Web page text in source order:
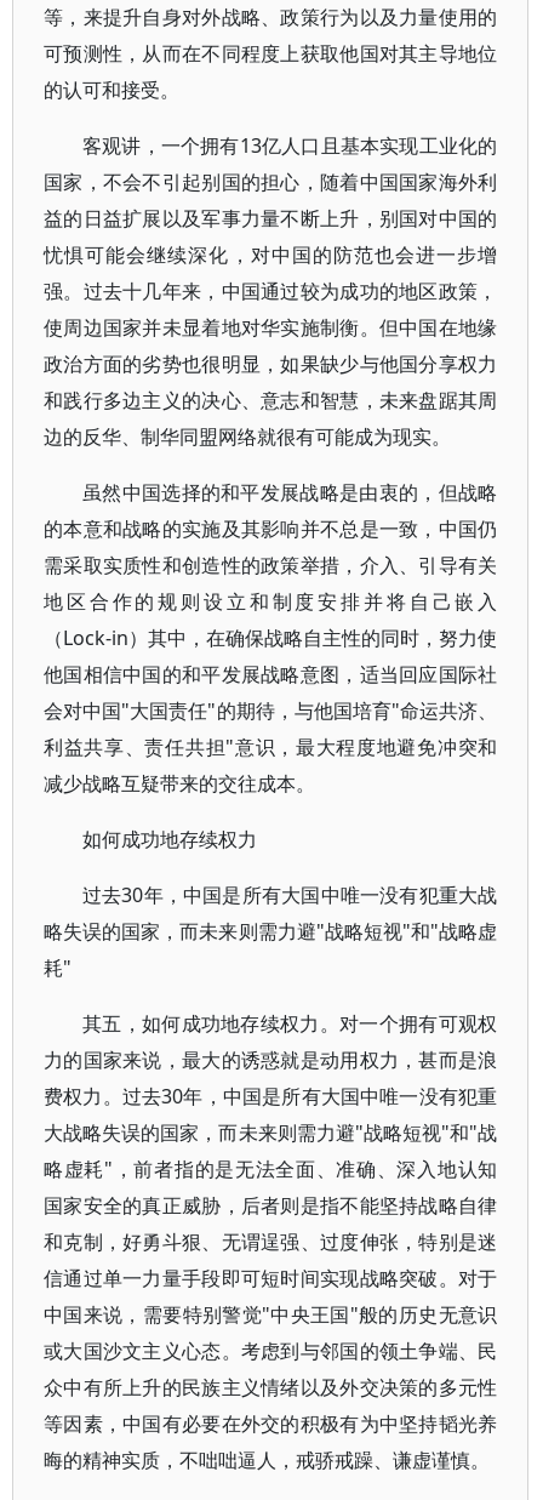
等，来提升自身对外战略、政策行为以及力量使用的
可预测性，从而在不同程度上获取他国对其主导地位
的认可和接受。
客观讲，一个拥有13亿人口且基本实现工业化的
国家，不会不引起别国的担心，随着中国国家海外利
益的日益扩展以及军事力量不断上升，别国对中国的
忧惧可能会继续深化，对中国的防范也会进一步增
强。过去十几年来，中国通过较为成功的地区政策，
使周边国家并未显着地对华实施制衡。但中国在地缘
政治方面的劣势也很明显，如果缺少与他国分享权力
和践行多边主义的决心、意志和智慧，未来盘踞其周
边的反华、制华同盟网络就很有可能成为现实。
虽然中国选择的和平发展战略是由衷的，但战略
的本意和战略的实施及其影响并不总是一致，中国仍
需采取实质性和创造性的政策举措，介入、引导有关
地区合作的规则设立和制度安排并将自己嵌入
（Lock-in）其中，在确保战略自主性的同时，努力使
他国相信中国的和平发展战略意图，适当回应国际社
会对中国"大国责任"的期待，与他国培育"命运共济、
利益共享、责任共担"意识，最大程度地避免冲突和
减少战略互疑带来的交往成本。
如何成功地存续权力
过去30年，中国是所有大国中唯一没有犯重大战
略失误的国家，而未来则需力避"战略短视"和"战略虚
耗"
其五，如何成功地存续权力。对一个拥有可观权
力的国家来说，最大的诱惑就是动用权力，甚而是浪
费权力。过去30年，中国是所有大国中唯一没有犯重
大战略失误的国家，而未来则需力避"战略短视"和"战
略虚耗"，前者指的是无法全面、准确、深入地认知
国家安全的真正威胁，后者则是指不能坚持战略自律
和克制，好勇斗狠、无谓逞强、过度伸张，特别是迷
信通过单一力量手段即可短时间实现战略突破。对于
中国来说，需要特别警觉"中央王国"般的历史无意识
或大国沙文主义心态。考虑到与邻国的领土争端、民
众中有所上升的民族主义情绪以及外交决策的多元性
等因素，中国有必要在外交的积极有为中坚持韬光养
晦的精神实质，不咄咄逼人，戒骄戒躁、谦虚谨慎。